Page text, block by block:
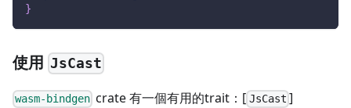
}
使用 JsCast
wasm-bindgen crate 有一個有用的trait：[ JsCast ]